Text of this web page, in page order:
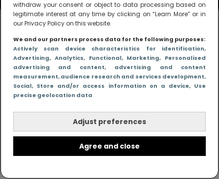
withdraw your consent or object to data processing based on
legitimate interest at any time by clicking on “Learn More” or in
our Privacy Policy on this website.
We and our partners process data for the following purposes:
Actively scan device characteristics for identification,
Advertising, Analytics, Functional, Marketing, Personalised
advertising and content, advertising and content
measurement, audience research and services development,
Social, Store and/or access information on a device, Use
precise geolocation data
Adjust preferences
Agree and close